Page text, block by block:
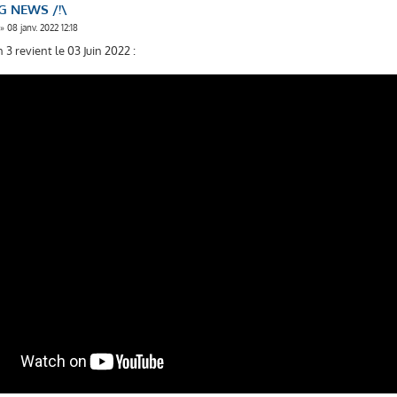
NEWS /!\
»08 janv. 2022 12:18
3 revient le 03 Juin 2022 :